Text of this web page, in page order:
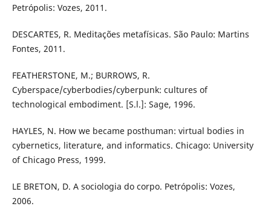
Petrópolis: Vozes, 2011.
DESCARTES, R. Meditações metafísicas. São Paulo: Martins
Fontes, 2011.
FEATHERSTONE, M.; BURROWS, R.
Cyberspace/cyberbodies/cyberpunk: cultures of
technological embodiment. [S.l.]: Sage, 1996.
HAYLES, N. How we became posthuman: virtual bodies in
cybernetics, literature, and informatics. Chicago: University
of Chicago Press, 1999.
LE BRETON, D. A sociologia do corpo. Petrópolis: Vozes,
2006.